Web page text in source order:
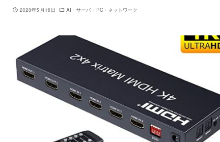
2020年5月16日 AI・サーバ・PC・ネットワーク